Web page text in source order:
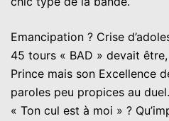
Emancipation ? Crise
45 tours « BAD » devait
Prince mais son Excellence
paroles peu propices au
« Ton cul est à moi » ?